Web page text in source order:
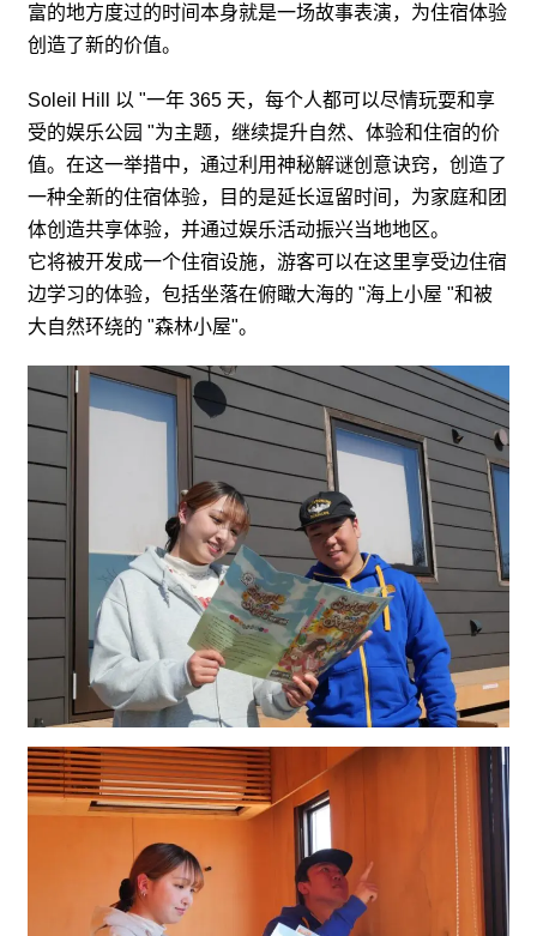
富的地方度过的时间本身就是一场故事表演，为住宿体验
创造了新的价值。
Soleil Hill 以 "一年 365 天，每个人都可以尽情玩耍和享
受的娱乐公园 "为主题，继续提升自然、体验和住宿的价
值。在这一举措中，通过利用神秘解谜创意诀窍，创造了
一种全新的住宿体验，目的是延长逗留时间，为家庭和团
体创造共享体验，并通过娱乐活动振兴当地地区。
它将被开发成一个住宿设施，游客可以在这里享受边住宿
边学习的体验，包括坐落在俯瞰大海的 "海上小屋 "和被
大自然环绕的 "森林小屋"。